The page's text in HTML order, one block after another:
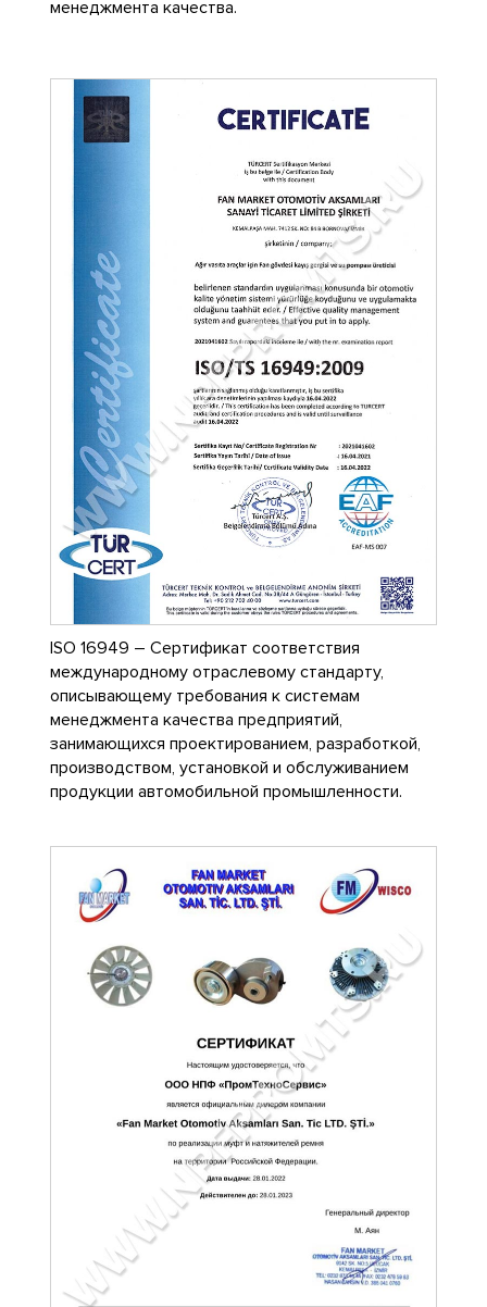
менеджмента качества.
ISO 16949 – Сертификат соответствия
международному отраслевому стандарту,
описывающему требования к системам
менеджмента качества предприятий,
занимающихся проектированием, разработкой,
производством, установкой и обслуживанием
продукции автомобильной промышленности.